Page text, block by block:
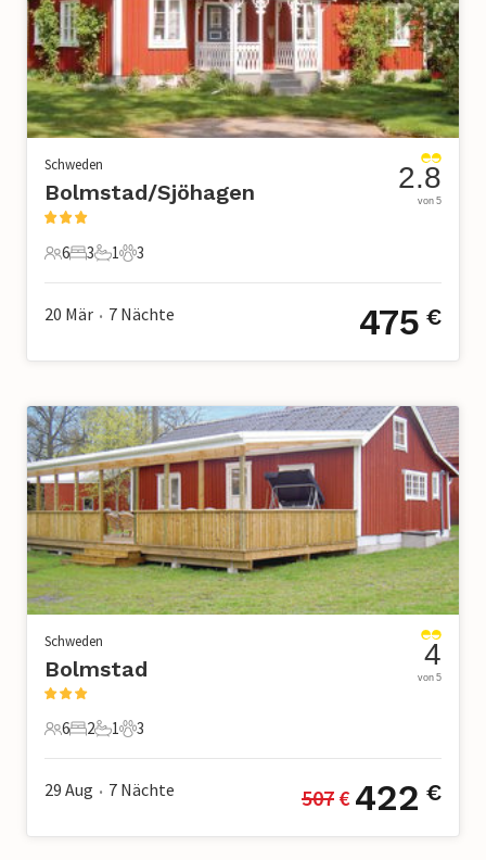
Schweden
Bolmstad/Sjöhagen
6 Gäste
6
3 Schlafzimmer
3
1 Badezimmer
1
3 Haustiere
3
2.8
von 5
20 Mär • 7 Nächte 475 €
Schweden
Bolmstad
6 Gäste
6
2 Schlafzimmer
2
1 Badezimmer
1
3 Haustiere
3
4
von 5
29 Aug • 7 Nächte 507 € 422 €